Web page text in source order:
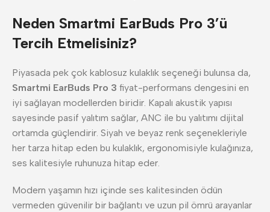
Neden Smartmi EarBuds Pro 3’ü
Tercih Etmelisiniz?
Piyasada pek çok kablosuz kulaklık seçeneği bulunsa da,
Smartmi EarBuds Pro 3 fiyat-performans dengesini en
iyi sağlayan modellerden biridir. Kapalı akustik yapısı
sayesinde pasif yalıtım sağlar, ANC ile bu yalıtımı dijital
ortamda güçlendirir. Siyah ve beyaz renk seçenekleriyle
her tarza hitap eden bu kulaklık, ergonomisiyle kulağınıza,
ses kalitesiyle ruhunuza hitap eder.
Modern yaşamın hızı içinde ses kalitesinden ödün
vermeden güvenilir bir bağlantı ve uzun pil ömrü arayanlar